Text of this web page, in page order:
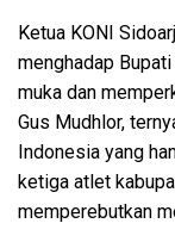
Ketua KONI
menghadap
muka dan
Gus Mudhlor,
Indonesia yang
ketiga atlet
memperebutkan